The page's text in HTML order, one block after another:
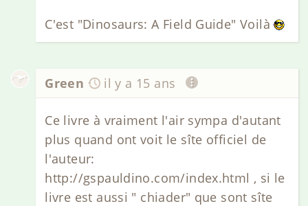
C'est "Dinosaurs: A Field Guide" Voilà
Green il y a 15 ans
Ce livre à vraiment l'air sympa d'autant
plus quand ont voit le sîte officiel de
l'auteur:
http://gspauldino.com/index.html , si le
livre est aussi " chiader" que sont sîte